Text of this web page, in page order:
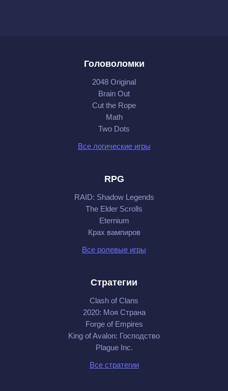
Головоломки
2048 Original
Brain Out
Cut the Rope
Math
Two Dots
Все логические игры
RPG
RAID: Shadow Legends
The Elder Scrolls
Eternium
Крах вампиров
Все ролевые игры
Стратегии
Clash of Clans
2020: Моя Cтрана
Forge of Empires
King of Avalon: Господство
Plague Inc.
Все стратегии